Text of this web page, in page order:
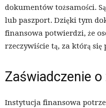
dokumentów tożsamości.
lub paszport. Dzięki tym
finansowa potwierdzi, że
rzeczywiście tą, za którą się
Zaświadczenie
Instytucja finansowa